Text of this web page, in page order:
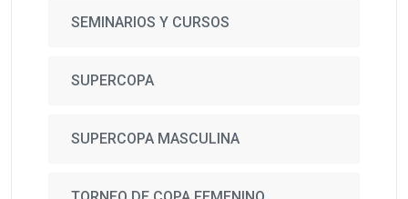
SEMINARIOS Y CURSOS
SUPERCOPA
SUPERCOPA MASCULINA